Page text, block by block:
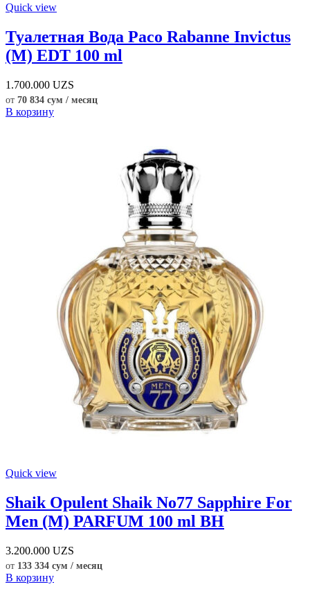
Quick view
Туалетная Вода Paco Rabanne Invictus
(M) EDT 100 ml
1.700.000 UZS
от 70 834 сум / месяц
В корзину
Quick view
Shaik Opulent Shaik No77 Sapphire For
Men (M) PARFUM 100 ml BH
3.200.000 UZS
от 133 334 сум / месяц
В корзину